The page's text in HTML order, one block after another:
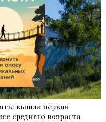
вышла первая
среднего возраста